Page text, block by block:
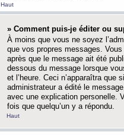
Haut
» Comment puis-je éditer ou
À moins que vous ne soyez
que vos propres messages.
après que le message ait été
dessous du message lorsque
et l’heure. Ceci n’apparaîtra que
administrateur a édité le
avec une explication personelle.
fois que quelqu’un y a répondu.
Haut